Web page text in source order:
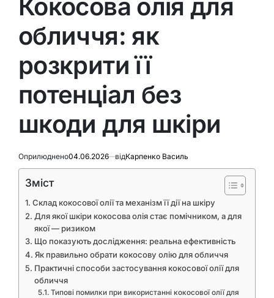
Кокосова олія для
обличчя: як
розкрити її
потенціал без
шкоди для шкіри
Оприлюднено04.06.2026 відКарпенко Василь
Зміст
Склад кокосової олії та механізм її дії на шкіру
Для якої шкіри кокосова олія стає помічником, а для
якої — ризиком
Що показують дослідження: реальна ефективність
Як правильно обрати кокосову олію для обличчя
Практичні способи застосування кокосової олії для
обличчя
Типові помилки при використанні кокосової олії для